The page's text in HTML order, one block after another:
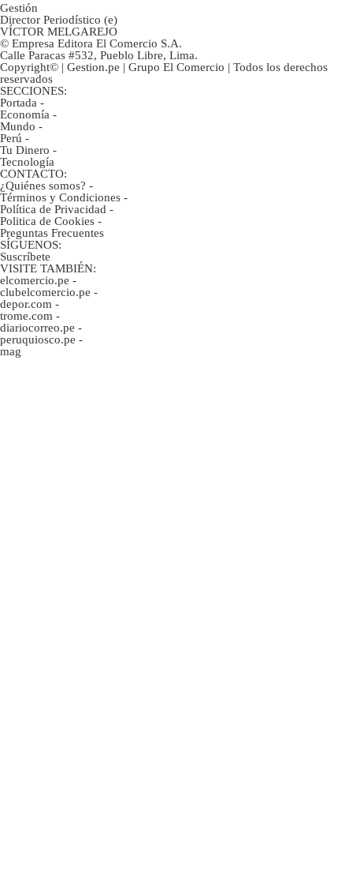
Gestión
Director Periodístico (e)
VÍCTOR MELGAREJO
© Empresa Editora El Comercio S.A.
Calle Paracas #532, Pueblo Libre, Lima.
Copyright© | Gestion.pe | Grupo El Comercio | Todos los derechos
reservados
SECCIONES:
Portada -
Economía -
Mundo -
Perú -
Tu Dinero -
Tecnología
CONTACTO:
¿Quiénes somos? -
Términos y Condiciones -
Política de Privacidad -
Politica de Cookies -
Preguntas Frecuentes
SÍGUENOS:
Suscríbete
VISITE TAMBIÉN:
elcomercio.pe -
clubelcomercio.pe -
depor.com -
trome.com -
diariocorreo.pe -
peruquiosco.pe -
mag